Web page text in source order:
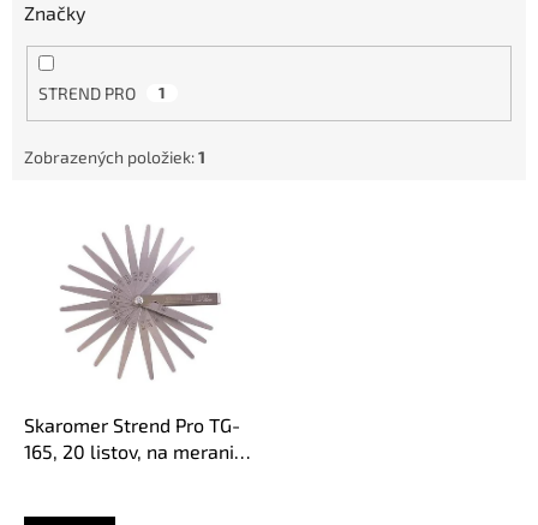
Značky
STREND PRO 1
Zobrazených položiek:1
Skaromer Strend Pro TG-
165, 20 listov, na meranie